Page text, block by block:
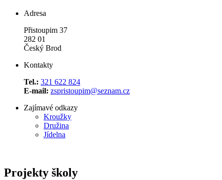
Adresa
Přistoupim 37
282 01
Český Brod
Kontakty
Tel.: 321 622 824
E-mail: zspristoupim@seznam.cz
Zajímavé odkazy
Kroužky
Družina
Jídelna
Projekty školy